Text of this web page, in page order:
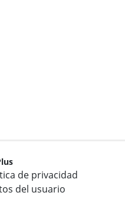
de privacidad
del usuario